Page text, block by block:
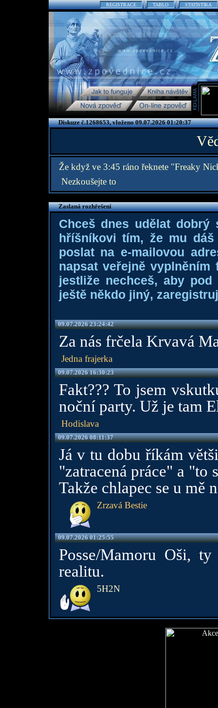
REGISTRACE TABLO STATISTIKA
Diskuze č.1268653, vloženo 09.07.2026 01:20:37
Že když ve 3:45 ráno řeknete "Freaky
Nezkoušejte to
Zaslaná rozhřešení
Chceš dnes udělat dobrý
hříšníkovi tím, že mu
poslat na e-mailovou
napsat veřejně
jestliže nechceš, aby
ještě někdo jiný,
09.07.2026 23:24:42
Za nás frčela Krvavá
Jedna frajerka
09.07.2026 16:30:23
Fakt??? To jsem
noční party. Už je tam
Hodislava
09.07.2026 08:11:37
Já v tu dobu říkám
"zatracená práce" a "to
Takže chlapec se u mě
Zrzavá Bestie
09.07.2026 01:25:55
Posse/Mamoru Oši,
realitu.
5H2N